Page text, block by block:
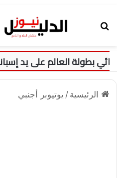
بطولة العالم على يد إسبانيا
الرئيسية / يوتيوبر أجنبي